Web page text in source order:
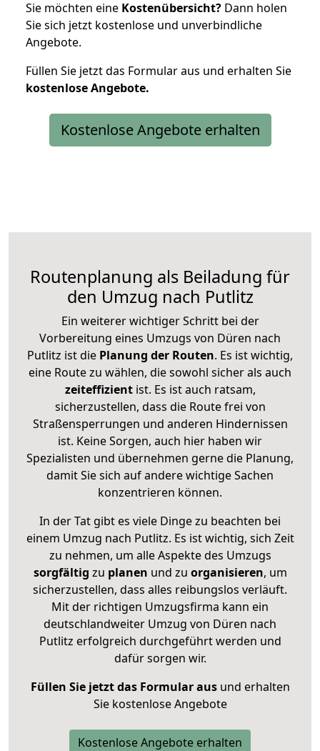
Sie möchten eine Kostenübersicht? Dann holen
Sie sich jetzt kostenlose und unverbindliche
Angebote.
Füllen Sie jetzt das Formular aus und erhalten Sie
kostenloseAngebote.
Kostenlose Angebote erhalten
Routenplanung als Beiladung für
den Umzug nach Putlitz
Ein weiterer wichtiger Schritt bei der
Vorbereitung eines Umzugs von Düren nach
Putlitz ist die Planung der Routen. Es ist wichtig,
eine Route zu wählen, die sowohl sicher als auch
zeiteffizientist. Es ist auch ratsam,
sicherzustellen, dass die Route frei von
Straßensperrungen und anderen Hindernissen
ist. Keine Sorgen, auch hier haben wir
Spezialisten und übernehmen gerne die Planung,
damit Sie sich auf andere wichtige Sachen
konzentrieren können.
In der Tat gibt es viele Dinge zu beachten bei
einem Umzug nach Putlitz. Es ist wichtig, sich Zeit
zu nehmen, um alle Aspekte des Umzugs
sorgfältig zu planen und zu organisieren, um
sicherzustellen, dass alles reibungslos verläuft.
Mit der richtigen Umzugsfirma kann ein
deutschlandweiter Umzug von Düren nach
Putlitz erfolgreich durchgeführt werden und
dafür sorgen wir.
Füllen Sie jetzt das Formular ausund erhalten
Sie kostenlose Angebote
Kostenlose Angebote erhalten